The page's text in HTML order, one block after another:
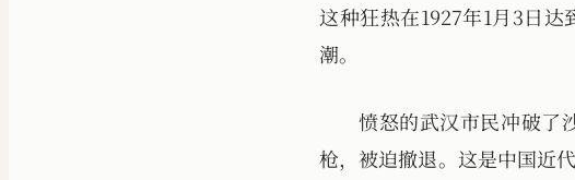
这种狂热在1927年1月3日
潮。
愤怒的武汉市民冲破了
枪，被迫撤退。这是中国近